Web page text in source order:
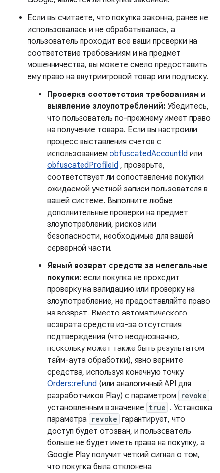
Если вы считаете, что покупка законна, ранее не
использовалась и не обрабатывалась, а
пользователь проходит все ваши проверки на
соответствие требованиям и на предмет
мошенничества, вы можете смело предоставить
ему право на внутриигровой товар или подписку.
Проверка соответствия требованиям и
выявление злоупотреблений: Убедитесь,
что пользователь по-прежнему имеет право
на получение товара. Если вы настроили
процесс выставления счетов с
использованием obfuscatedAccountId или
obfuscatedProfileId , проверьте,
соответствует ли сопоставление покупки
ожидаемой учетной записи пользователя в
вашей системе. Выполните любые
дополнительные проверки на предмет
злоупотреблений, рисков или
безопасности, необходимые для вашей
серверной части.
Явный возврат средств за нелегальные
покупки: если покупка не проходит
проверку на валидацию или проверку на
злоупотребление, не предоставляйте право
на возврат. Вместо автоматического
возврата средств из-за отсутствия
подтверждения (что неоднозначно,
поскольку может также быть результатом
тайм-аута обработки), явно верните
средства, используя конечную точку
Orders:refund (или аналогичный API для
разработчиков Play) с параметром
revoke
установленным в значение true . Установка
параметра
revoke гарантирует, что
доступ будет отозван, и пользователь
больше не будет иметь права на покупку, а
Google Play получит четкий сигнал о том,
что покупка была отклонена